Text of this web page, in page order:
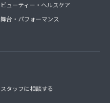
ビューティー・ヘルスケア
舞台・パフォーマンス
スタッフに相談する